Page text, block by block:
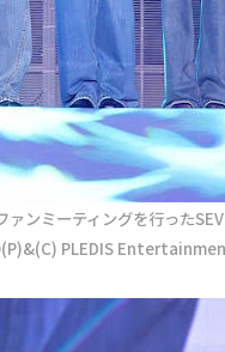
ァンミーティングを行った
PLEDIS